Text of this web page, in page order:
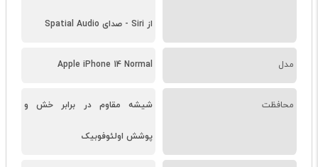
از Siri - صدای Spatial Audio
مدل Apple iPhone 14 Normal
محافظت شیشه مقاوم در برابر خش و
پوشش اولئوفوبیک